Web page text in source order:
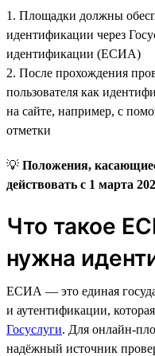
1. Площадки должны
идентификации через
идентификации (ЕСИА)
2. После прохождения
пользователя как
на сайте, например, с
отметки
💡 Положения,
действовать с 1 марта
Что такое
нужна
ЕСИА — это единая
и аутентификации,
Госуслуги. Для онлайн-
надёжный источник